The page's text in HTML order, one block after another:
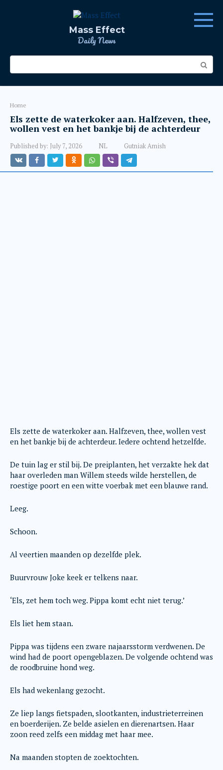
Mass Effect
Daily News
Search:
Home
Els zette de waterkoker aan. Halfzeven, thee,
wollen vest en het bankje bij de achterdeur
Published by: July 7, 2026 NL Gutniak Amish
Els zette de waterkoker aan. Halfzeven, thee, wollen vest
en het bankje bij de achterdeur. Iedere ochtend hetzelfde.
De tuin lag er stil bij. De preiplanten, het verzakte hek dat
haar overleden man Willem steeds wilde herstellen, de
roestige poort en een witte voerbak met een blauwe rand.
Leeg.
Schoon.
Al veertien maanden op dezelfde plek.
Buurvrouw Joke keek er telkens naar.
‘Els, zet hem toch weg. Pippa komt echt niet terug.’
Els liet hem staan.
Pippa was tijdens een zware najaarsstorm verdwenen. De
wind had de poort opengeblazen. De volgende ochtend was
de roodbruine hond weg.
Els had wekenlang gezocht.
Ze liep langs fietspaden, slootkanten, industrieterreinen
en boerderijen. Ze belde asielen en dierenartsen. Haar
zoon reed zelfs een middag met haar mee.
Na maanden stopten de zoektochten.